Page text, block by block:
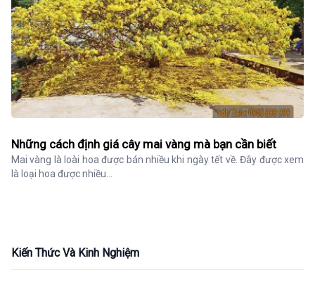
Những cách định giá cây mai vàng mà bạn cần biết
Mai vàng là loài hoa được bán nhiều khi ngày tết về. Đây được xem
là loại hoa được nhiều...
Kiến Thức Và Kinh Nghiệm